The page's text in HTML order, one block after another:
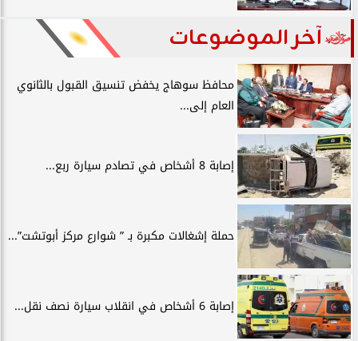
آخر الموضوعات
محافظ سوهاج يخفض تنسيق القبول بالثانوي
العام إلى...
إصابة 8 أشخاص في تصادم سيارة ربع...
حملة إشغالات مكبرة بـ ” شوارع مركز أبوتشت”...
إصابة 6 أشخاص في انقلاب سيارة نصف نقل...